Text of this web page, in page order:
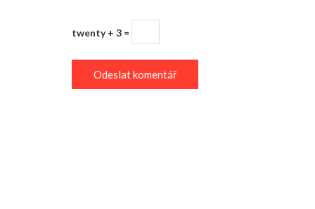
twenty + 3 =